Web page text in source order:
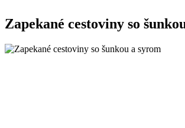
Zapekané cestoviny so